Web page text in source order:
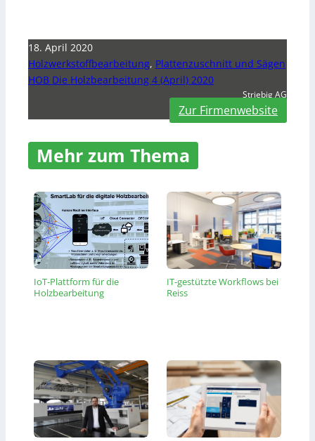
18. April 2020
Holzwerkstoffbearbeitung, Plattenzuschnitt und Sägen
HOB Die Holzbearbeitung 4 (April) 2020
Striebig AG
Zur Firmenwebsite
Mehr zum Thema
IoT-Plattform für die
Holzbearbeitung
IT-gestützte Workflows bei
Reiss